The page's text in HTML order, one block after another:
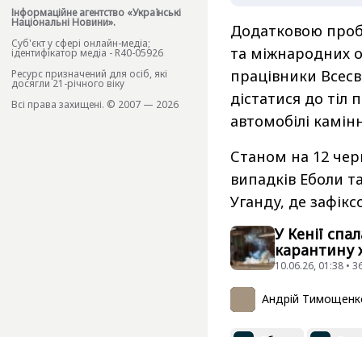
Інформаційне агентство «Українські
Національні Новини».
Cуб'єкт у сфері онлайн-медіа;
ідентифікатор медіа - R40-05926
Ресурс призначений для осіб, які
досягли 21-річного віку
Всі права захищені. © 2007 — 2026
Додатковою
та міжнародних
працівники
дістатися до тіл
автомобілі
Станом на 12
випадків Еболи
Уганду, де
У Кенії
карантину
10.06.26, 01:38 •
Андрій